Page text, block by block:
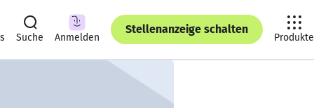
Suche Anmelden
Stellenanzeige schalten
Produkte